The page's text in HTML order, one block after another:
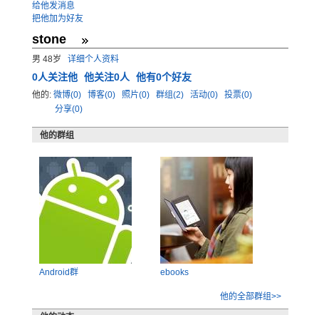
给他发消息
把他加为好友
stone
男 48岁 详细个人资料
0人关注他 他关注0人 他有0个好友
他的: 微博(0) 博客(0) 照片(0) 群组(2) 活动(0)
投票(0)
分享(0)
他的群组
Android群 ebooks
他的全部群组>>